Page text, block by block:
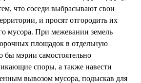
что соседи выбрасывают свои
и просят отгородить их
мусора. При межевании земель
площадок в отдельную
бы мэрии самостоятельно
споры, а также навести
вывозом мусора, подыскав для